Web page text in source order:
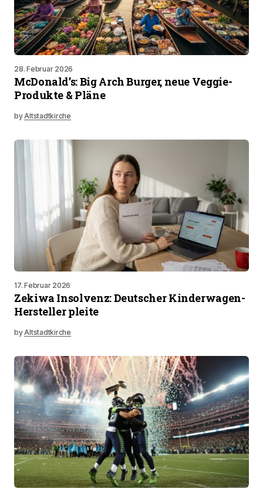
28. Februar 2026
McDonald’s: Big Arch Burger, neue Veggie-
Produkte & Pläne
byAltstadtkirche
17. Februar 2026
Zekiwa Insolvenz: Deutscher Kinderwagen-
Hersteller pleite
byAltstadtkirche